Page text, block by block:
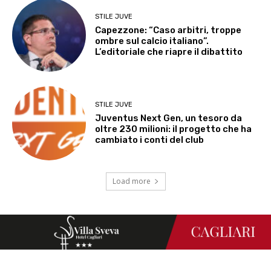
STILE JUVE
Capezzone: “Caso arbitri, troppe
ombre sul calcio italiano”.
L’editoriale che riapre il dibattito
STILE JUVE
Juventus Next Gen, un tesoro da
oltre 230 milioni: il progetto che ha
cambiato i conti del club
Load more